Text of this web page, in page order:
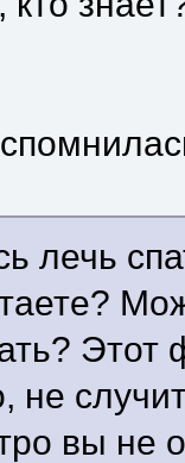
лечь
Этот
не
вы не